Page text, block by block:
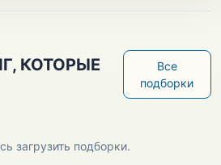
КОТОРЫЕ
Все
подборки
загрузить подборки.